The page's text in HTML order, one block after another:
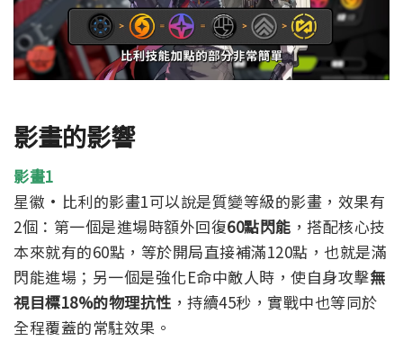
影畫的影響
影畫1
星徽·比利的影畫1可以說是質變等級的影畫，效果有
2個：第一個是進場時額外回復60點閃能 ，搭配核心技
本來就有的60點，等於開局直接補滿120點，也就是滿
閃能進場；另一個是強化E命中敵人時，使自身攻擊無
視目標18%的物理抗性 ，持續45秒，實戰中也等同於
全程覆蓋的常駐效果。